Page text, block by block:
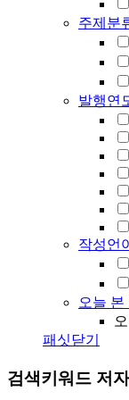
주제분
발행연
작성언
오늘 본
패싯닫기
검색키워드 저